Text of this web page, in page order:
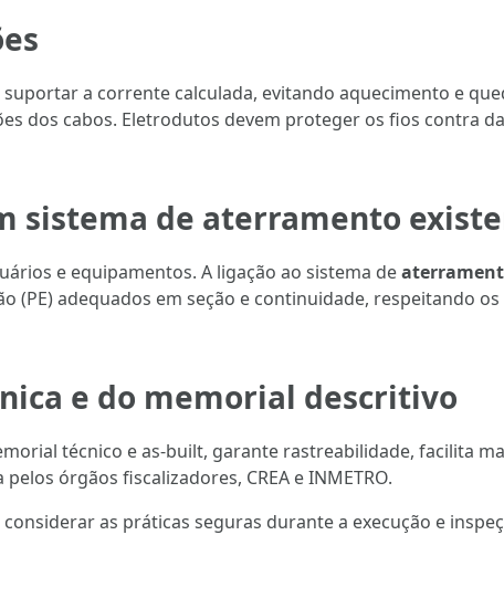
a corrente calculada, evitando aquecimento e
dos cabos. Eletrodutos devem proteger os fios contra
sistema de aterramento
e equipamentos. A ligação ao sistema de
adequados em seção e continuidade, respeitando
e do memorial descritivo
técnico e as-built, garante rastreabilidade, facilita
órgãos fiscalizadores, CREA e INMETRO.
as práticas seguras durante a execução e